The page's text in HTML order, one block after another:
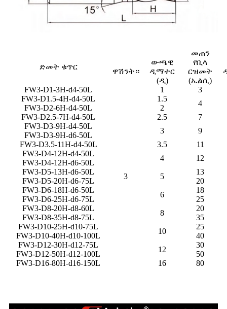
ድመት ቁጥር
መጠን
ዋሽንት።
ውጫዊ
ዲማተር
(ዲ)
የቢላ
ርዝመት
(ኤልሲ)
FW3-D1-3H-d4-50L
3
1
3
FW3-D1.5-4H-d4-50L
1.5
4
FW3-D2-6H-d4-50L
2
FW3-D2.5-7H-d4-50L
2.5
7
FW3-D3-9H-d4-50L
3 9
FW3-D3-9H-d6-50L
FW3-D3.5-11H-d4-50L
3.5
11
FW3-D4-12H-d4-50L
4 12
FW3-D4-12H-d6-50L
FW3-D5-13H-d6-50L
5
13
FW3-D5-20H-d6-75L
20
FW3-D6-18H-d6-50L
6
18
FW3-D6-25H-d6-75L
25
FW3-D8-20H-d8-60L
8
20
FW3-D8-35H-d8-75L
35
FW3-D10-25H-d10-75L
10
25
FW3-D10-40H-d10-100L
40
FW3-D12-30H-d12-75L
12
30
FW3-D12-50H-d12-100L
50
FW3-D16-80H-d16-150L
16 80